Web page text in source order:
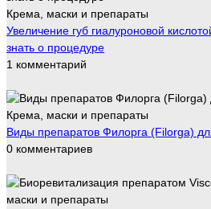
Крема, маски и препараты
Увеличение губ гиалуроновой
знать о процедуре
1 комментарий
Крема, маски и препараты
Виды препаратов Филорга (Filorga)
0 комментариев
маски и препараты